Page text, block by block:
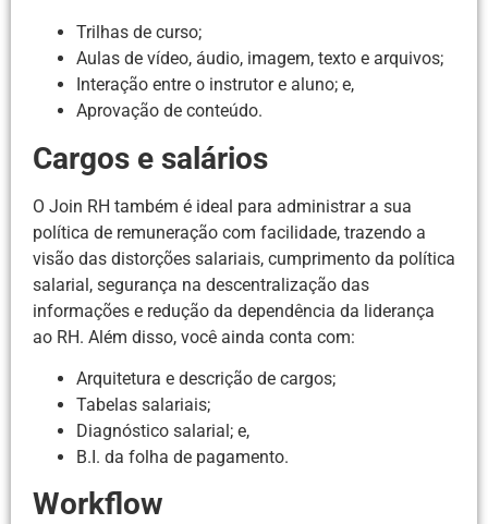
Trilhas de curso;
Aulas de vídeo, áudio, imagem, texto e arquivos;
Interação entre o instrutor e aluno; e,
Aprovação de conteúdo.
Cargos e salários
O Join RH também é ideal para administrar a sua
política de remuneração com facilidade, trazendo a
visão das distorções salariais, cumprimento da política
salarial, segurança na descentralização das
informações e redução da dependência da liderança
ao RH. Além disso, você ainda conta com:
Arquitetura e descrição de cargos;
Tabelas salariais;
Diagnóstico salarial; e,
B.I. da folha de pagamento.
Workflow